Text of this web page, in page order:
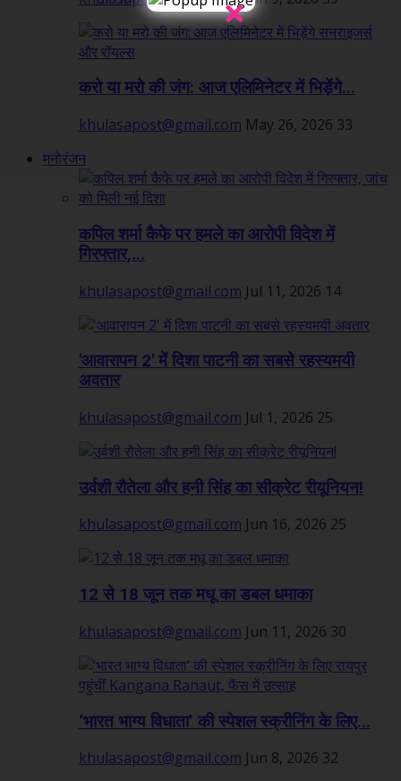
करो या मरो की जंग: आज एलिमिनेटर में भिड़ेंगे...
khulasapost@gmail.com May 26, 2026 33
मनोरंजन
कपिल शर्मा कैफे पर हमले का आरोपी विदेश में
गिरफ्तार,...
khulasapost@gmail.com Jul 11, 2026 14
'आवारापन 2' में दिशा पाटनी का सबसे रहस्यमयी
अवतार
khulasapost@gmail.com Jul 1, 2026 25
उर्वशी रौतेला और हनी सिंह का सीक्रेट रीयूनियन!
khulasapost@gmail.com Jun 16, 2026 25
12 से 18 जून तक मधू का डबल धमाका
khulasapost@gmail.com Jun 11, 2026 30
‘भारत भाग्य विधाता’ की स्पेशल स्क्रीनिंग के लिए...
khulasapost@gmail.com Jun 8, 2026 32
×